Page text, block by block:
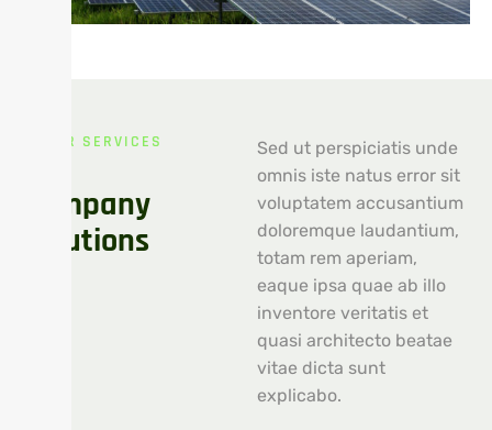
OUR SERVICES
mpany
utions
Sed ut perspiciatis unde
omnis iste natus error sit
voluptatem accusantium
doloremque laudantium,
totam rem aperiam,
eaque ipsa quae ab illo
inventore veritatis et
quasi architecto beatae
vitae dicta sunt
explicabo.